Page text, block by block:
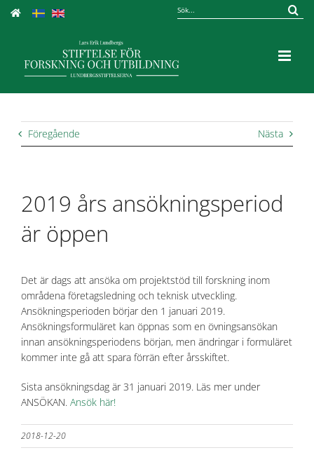
Fortsätt
Sök
Föregående Nästa
2019 års ansökningsperiod
är öppen
Det är dags att ansöka om projektstöd till forskning inom
områdena företagsledning och teknisk utveckling.
Ansökningsperioden börjar den 1 januari 2019.
Ansökningsformuläret kan öppnas som en övningsansökan
innan ansökningsperiodens början, men ändringar i formuläret
kommer inte gå att spara förrän efter årsskiftet.
Sista ansökningsdag är 31 januari 2019. Läs mer under
ANSÖKAN. Ansök här!
2018-12-20